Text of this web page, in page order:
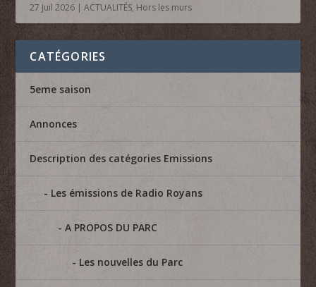
27 Juil 2026 |ACTUALITÉS, Hors les murs
CATÉGORIES
5eme saison
Annonces
Description des catégories Emissions
Les émissions de Radio Royans
A PROPOS DU PARC
Les nouvelles du Parc